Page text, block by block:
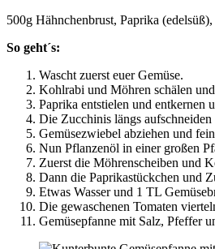
500g Hähnchenbrust, Paprika
So geht´s:
Wascht zuerst euer Gemüse.
Kohlrabi und Möhren schälen
Paprika entstielen und entkernen
Die Zucchinis längs
Gemüsezwiebel abziehen und
Nun Pflanzenöl in einer großen
Zuerst die Möhrenscheiben und
Dann die Paprikastückchen und
Etwas Wasser und 1 TL
Die gewaschenen Tomaten
Gemüsepfanne mit Salz, Pfeffer